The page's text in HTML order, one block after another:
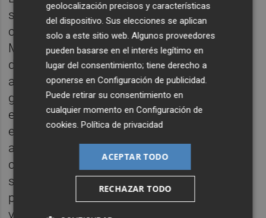
siguiendo las señales de su modelo
cuantitativo, tal como indica el gestor Iván
Mayo, se trata de una cartera global y
diversificada con una elevada capacidad de
adaptación a las condiciones de mercado
gracias a sus señales de riesgo
especializadas en cada clase de activo. El
elemento diferenciador es la posibilidad de
activar o desactivar la inversión en un
compartimento o activo en función de su
señal en cada momento del tiempo,
propiciando un adecuado tratamiento de la
volatilidad y la correlación.
geolocalización precisos y características
del dispositivo. Sus elecciones se aplican
solo a este sitio web. Algunos proveedores
pueden basarse en el interés legítimo en
lugar del consentimiento; tiene derecho a
oponerse enConfiguración de publicidad
Puede retirar su consentimiento en
cualquier momento enConfiguración de
cookies .Política de privacidad
ACEPTAR TODO
RECHAZAR TODO